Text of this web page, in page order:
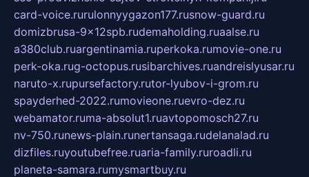
card-voice.rurulonnyygazon177.rusnow-guard.ru
domizbrusa-9x12spb.rudemaholding.ruaalse.ru
a380club.ruargentinamia.ruperkoka.rumovie-one.ru
perk-oka.rug-octopus.rusibarchives.ruandreislyusar.ru
naruto-x.rupursefactory.rutor-lyubov-i-grom.ru
spayderhed-2022.rumovieone.ruevro-dez.ru
webamator.ruma-absolut1.ruavtopomosch27.ru
nv-750.runews-plain.runertansaga.rudelanalad.ru
dizfiles.ruyoutubefree.ruaria-family.ruroadli.ru
planeta-samara.rumysmartbuy.ru